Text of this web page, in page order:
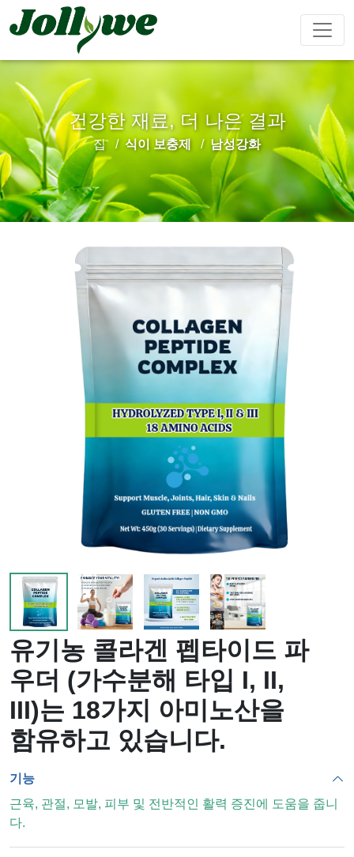
변비약 체중감량 면역강화 남성강화
심혈관질환
예방
수면제
성장 다이
Ejiao 케이
크
알약 캡슐 가루음료
액체음료 티백 젤리캔디
건강한 재료, 더 나은 결과
집 식이 보충제 남성강화
유기농 콜라겐 펩타이드 파
우더 (가수분해 타입 I, II,
III)는 18가지 아미노산을
함유하고 있습니다.
기능
근육, 관절, 모발, 피부 및 전반적인 활력 증진에 도움을 줍니
다.